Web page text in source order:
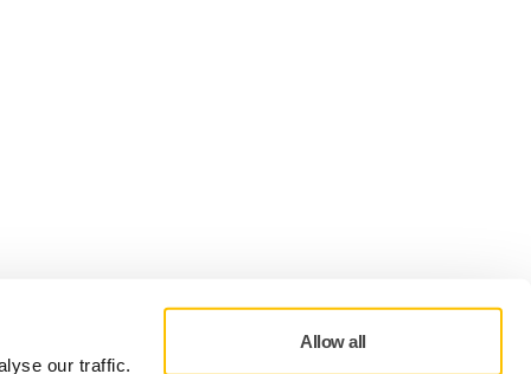
our traffic.
Allow all